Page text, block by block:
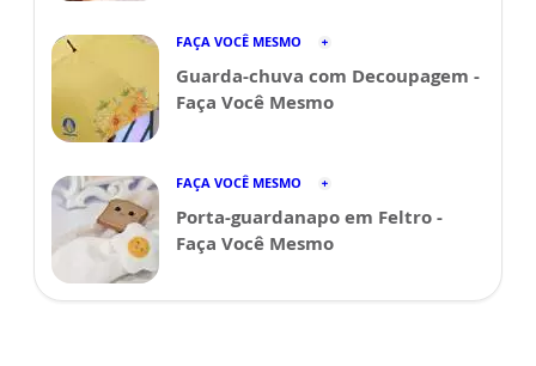
FAÇA VOCÊ MESMO
Guarda-chuva com Decoupagem -
Faça Você Mesmo
FAÇA VOCÊ MESMO
Porta-guardanapo em Feltro -
Faça Você Mesmo